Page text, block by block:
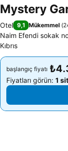
Mystery
Otel 9,1 Mükemmel (
Naim Efendi sokak
Kıbrıs
başlangıç fiyatı
Fiyatları görün: 1
başlangıç fiyatı
Fiyatları görün: 1